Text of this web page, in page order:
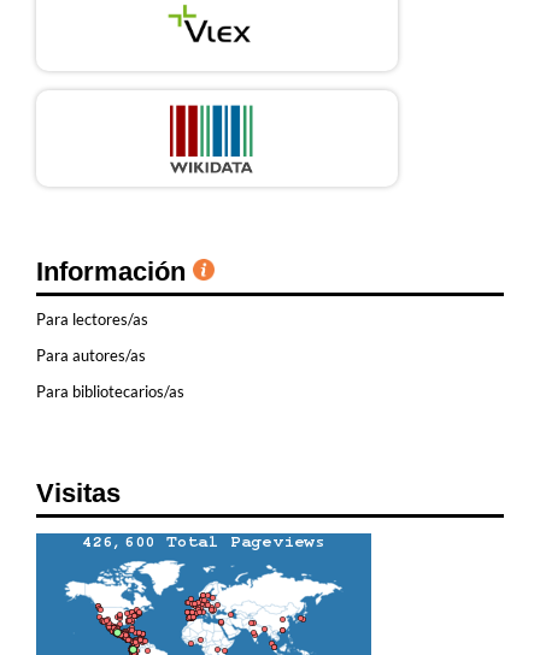
Información
Para lectores/as
Para autores/as
Para bibliotecarios/as
Visitas